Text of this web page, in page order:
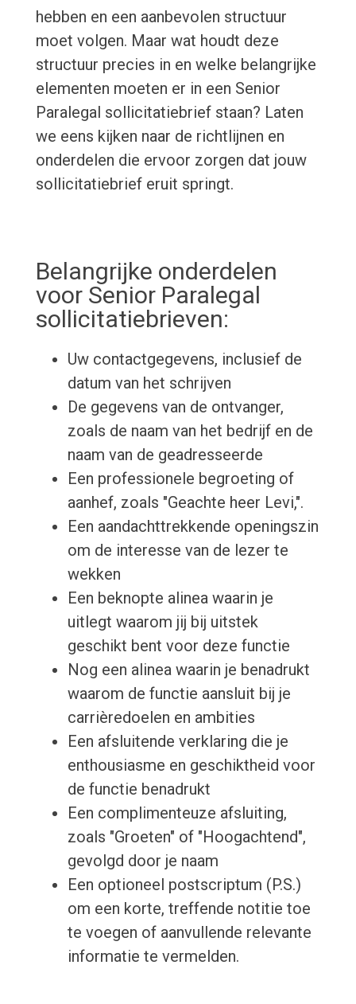
hebben en een aanbevolen structuur
moet volgen. Maar wat houdt deze
structuur precies in en welke belangrijke
elementen moeten er in een Senior
Paralegal sollicitatiebrief staan? Laten
we eens kijken naar de richtlijnen en
onderdelen die ervoor zorgen dat jouw
sollicitatiebrief eruit springt.
Belangrijke onderdelen
voor Senior Paralegal
sollicitatiebrieven:
Uw contactgegevens, inclusief de
datum van het schrijven
De gegevens van de ontvanger,
zoals de naam van het bedrijf en de
naam van de geadresseerde
Een professionele begroeting of
aanhef, zoals "Geachte heer Levi,".
Een aandachttrekkende openingszin
om de interesse van de lezer te
wekken
Een beknopte alinea waarin je
uitlegt waarom jij bij uitstek
geschikt bent voor deze functie
Nog een alinea waarin je benadrukt
waarom de functie aansluit bij je
carrièredoelen en ambities
Een afsluitende verklaring die je
enthousiasme en geschiktheid voor
de functie benadrukt
Een complimenteuze afsluiting,
zoals "Groeten" of "Hoogachtend",
gevolgd door je naam
Een optioneel postscriptum (P.S.)
om een korte, treffende notitie toe
te voegen of aanvullende relevante
informatie te vermelden.